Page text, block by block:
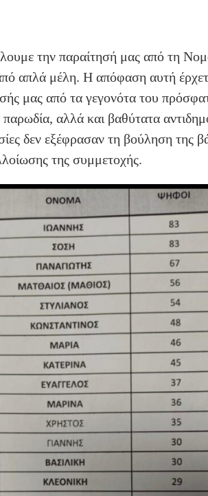
την παραίτησή μας από τη
απλά μέλη. Η απόφαση αυτή
μας από τα γεγονότα του
αλλά και βαθύτατα
δεν εξέφρασαν τη βούληση της
της συμμετοχής.